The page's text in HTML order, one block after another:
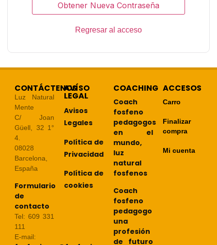
Obtener Nueva Contraseña
Regresar al acceso
CONTÁCTENOS
Luz Natural
Mente
C/ Joan
Güell, 32 1°
4.
08028
Barcelona,
España
Formulario
de
contacto
Tel: 609 331
111
E-mail:
AVÍSO
LEGAL
Avisos
Legales
Política de
Privacidad
Política de
cookies
COACHING
Coach
fosfeno
pedagogos
en el
mundo,
luz
natural
fosfenos
Coach
fosfeno
pedagogo
una
profesión
de futuro
ACCESOS
Carro
Finalizar
compra
Mi cuenta